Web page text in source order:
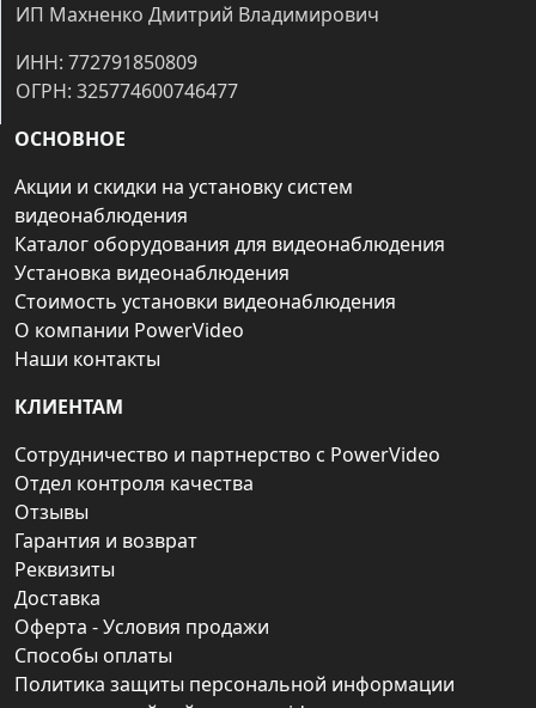
ИП Махненко Дмитрий Владимирович
ИНН: 772791850809
ОГРН: 325774600746477
ОСНОВНОЕ
Акции и скидки на установку систем
видеонаблюдения
Каталог оборудования для видеонаблюдения
Установка видеонаблюдения
Стоимость установки видеонаблюдения
О компании PowerVideo
Наши контакты
КЛИЕНТАМ
Сотрудничество и партнерство с PowerVideo
Отдел контроля качества
Отзывы
Гарантия и возврат
Реквизиты
Доставка
Оферта - Условия продажи
Способы оплаты
Политика защиты персональной информации